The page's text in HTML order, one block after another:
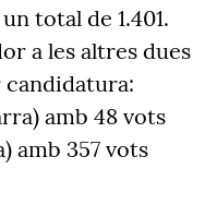
total de 1.401.
a les altres dues
amb 48 vots
amb 357 vots